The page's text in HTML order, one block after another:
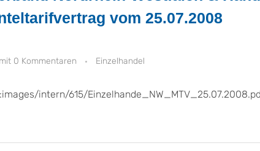
vom 25.07.2008
0 Kommentaren Einzelhandel
intern/615/